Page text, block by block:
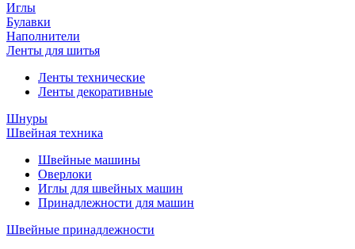
Иглы
Булавки
Наполнители
Ленты для шитья
Ленты технические
Ленты декоративные
Шнуры
Швейная техника
Швейные машины
Оверлоки
Иглы для швейных машин
Принадлежности для машин
Швейные принадлежности